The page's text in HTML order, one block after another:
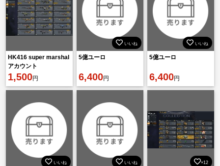
HK416 super marshal
アカウント
1,500円
いいね
5億ユーロ
6,400円
いいね
5億ユーロ
6,400円
いいね いいね ×12